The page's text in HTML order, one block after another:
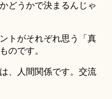
どうかで決まるんじゃ
トがそれぞれ思う「真
のです。
、人間関係です。交流